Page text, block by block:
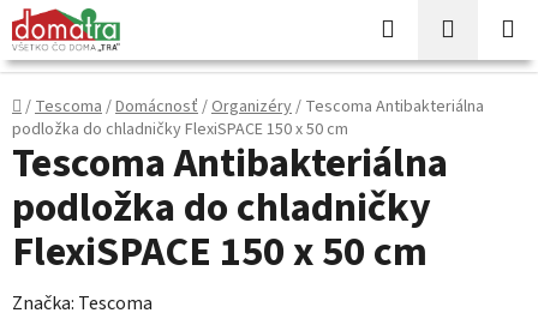
Prejsť
na
obsah
Hľadať
KOŠÍK
Domov
/Tescoma/Domácnosť/Organizéry/ Tescoma Antibakteriálna
podložka do chladničky FlexiSPACE 150 x 50 cm
Tescoma Antibakteriálna
podložka do chladničky
FlexiSPACE 150 x 50 cm
Značka: Tescoma